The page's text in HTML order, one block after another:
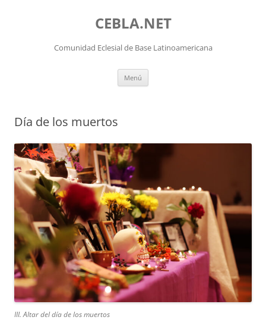
CEBLA.NET
Comunidad Eclesial de Base Latinoamericana
Menú
Día de los muertos
III. Altar del día de los muertos